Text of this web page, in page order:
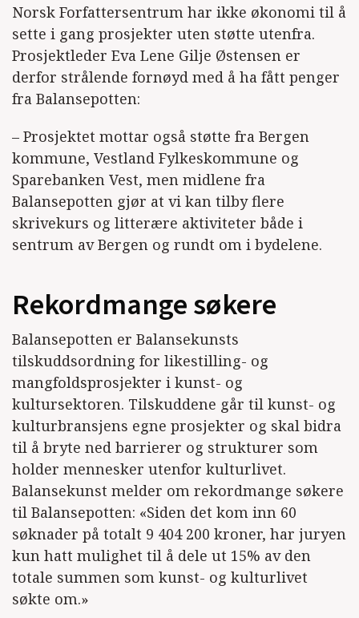
Norsk Forfattersentrum har ikke økonomi til å
sette i gang prosjekter uten støtte utenfra.
Prosjektleder Eva Lene Gilje Østensen er
derfor strålende fornøyd med å ha fått penger
fra Balansepotten:
– Prosjektet mottar også støtte fra Bergen
kommune, Vestland Fylkeskommune og
Sparebanken Vest, men midlene fra
Balansepotten gjør at vi kan tilby flere
skrivekurs og litterære aktiviteter både i
sentrum av Bergen og rundt om i bydelene.
Rekordmange søkere
Balansepotten er Balansekunsts
tilskuddsordning for likestilling- og
mangfoldsprosjekter i kunst- og
kultursektoren. Tilskuddene går til kunst- og
kulturbransjens egne prosjekter og skal bidra
til å bryte ned barrierer og strukturer som
holder mennesker utenfor kulturlivet.
Balansekunst melder om rekordmange søkere
til Balansepotten: «Siden det kom inn 60
søknader på totalt 9 404 200 kroner, har juryen
kun hatt mulighet til å dele ut 15% av den
totale summen som kunst- og kulturlivet
søkte om.»